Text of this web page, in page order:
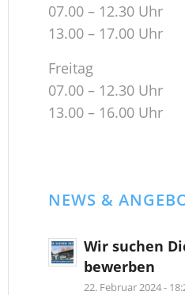
07.00 – 12.30 Uhr
13.00 – 17.00 Uhr
Freitag
07.00 – 12.30 Uhr
13.00 – 16.00 Uhr
NEWS &
Wir suchen
bewerben
22. Februar 2024 -